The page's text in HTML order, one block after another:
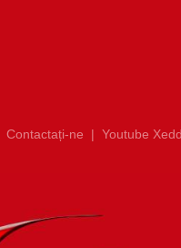
Contactați-ne | Youtube